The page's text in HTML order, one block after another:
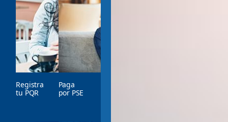
Registra
tu PQR
Paga
por PSE